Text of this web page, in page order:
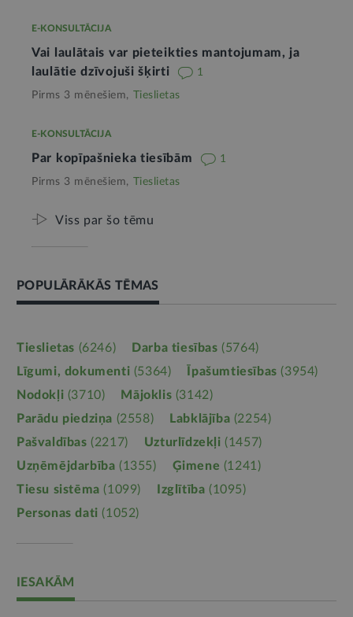
E-KONSULTĀCIJA
Vai laulātais var pieteikties mantojumam, ja
laulātie dzīvojuši šķirti
1
Pirms 3 mēnešiem, Tieslietas
E-KONSULTĀCIJA
Par kopīpašnieka tiesībām 1
Pirms 3 mēnešiem, Tieslietas
Viss par šo tēmu
POPULĀRĀKĀS TĒMAS
Tieslietas (6246) Darba tiesības (5764)
Līgumi, dokumenti (5364) Īpašumtiesības (3954)
Nodokļi (3710) Mājoklis (3142)
Parādu piedziņa (2558) Labklājība (2254)
Pašvaldības (2217) Uzturlīdzekļi (1457)
Uzņēmējdarbība (1355) Ģimene (1241)
Tiesu sistēma (1099) Izglītība (1095)
Personas dati (1052)
IESAKĀM